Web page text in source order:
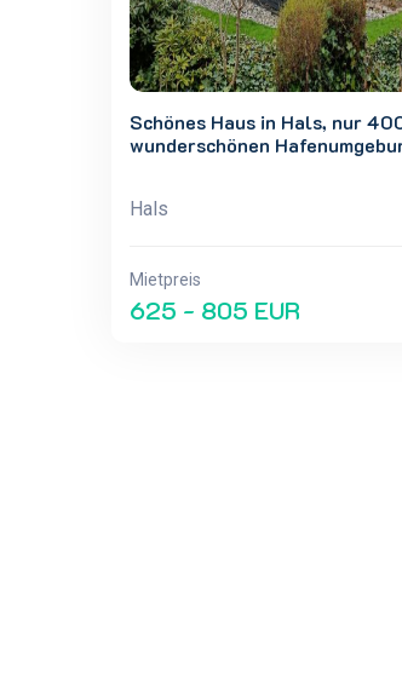
Schönes Haus in Hals, nur
wunderschönen
Hals
Mietpreis
625 - 805 EUR